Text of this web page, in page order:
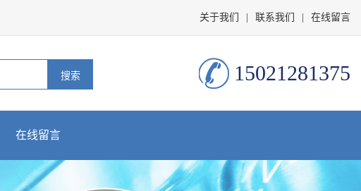
关于我们 联系我们 在线留言
15021281375
在线留言